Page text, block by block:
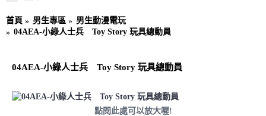
首頁 男生專區
男生動漫電玩
04AEA-小綠人士兵 Toy Story 玩具總動員
04AEA-小綠人士兵 Toy Story 玩具總動員
點閱此處可以放大喔!